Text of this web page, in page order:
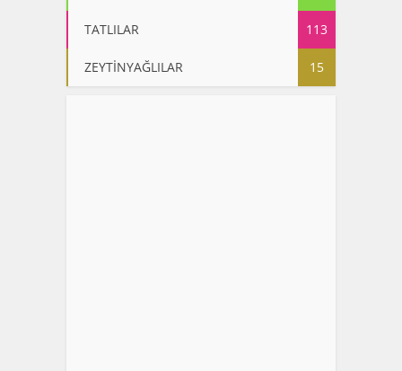
TATLILAR 113
ZEYTİNYAĞLILAR 15